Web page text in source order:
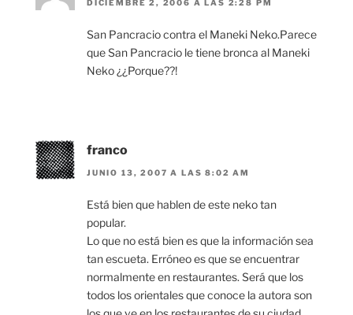
DICIEMBRE 2, 2006 A LAS 2:28 PM
San Pancracio contra el Maneki Neko.Parece
que San Pancracio le tiene bronca al Maneki
Neko ¿¿Porque??!
franco
JUNIO 13, 2007 A LAS 8:02 AM
Está bien que hablen de este neko tan
popular.
Lo que no está bien es que la información sea
tan escueta. Erróneo es que se encuentrar
normalmente en restaurantes. Será que los
todos los orientales que conoce la autora son